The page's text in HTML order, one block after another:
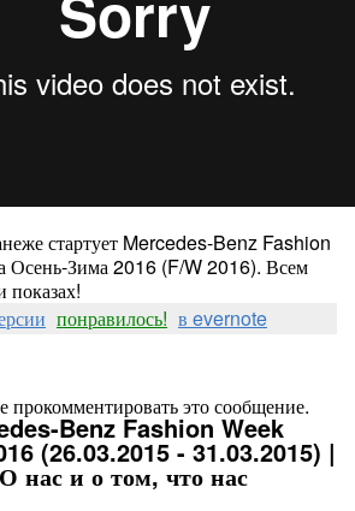
стартует Mercedes-Benz Fashion
Осень-Зима 2016 (F/W 2016). Всем
показах!
понравилось! в evernote
прокомментировать это сообщение.
Benz Fashion Week
(26.03.2015 - 31.03.2015) |
нас и о том, что нас